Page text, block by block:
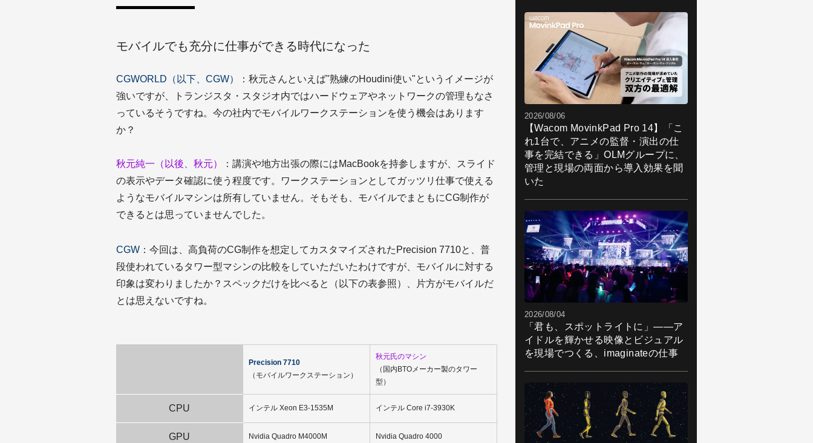
モバイルでも充分に仕事ができる時代になった
CGWORLD（以下、CGW）
：秋元さんといえば"熟練のHoudini使い"というイメージが
強いですが、トランジスタ・スタジオ内ではハードウェアやネットワークの管理もなさ
っているそうですね。今の社内でモバイルワークステーションを使う機会はあります
か？
秋元純一（以後、秋元）
：講演や地方出張の際にはMacBookを持参しますが、スライド
の表示やデータ確認に使う程度です。ワークステーションとしてガッツリ仕事で使える
ようなモバイルマシンは所有していません。そもそも、モバイルでまともにCG制作が
できるとは思っていませんでした。
CGW ：今回は、高負荷のCG制作を想定してカスタマイズされたPrecision 7710と、普
段使われているタワー型マシンの比較をしていただいたわけですが、モバイルに対する
印象は変わりましたか？スペックだけを比べると（以下の表参照）、片方がモバイルだ
とは思えないですね。
Precision 7710
（モバイルワークステーション）
秋元氏のマシン
（国内BTOメーカー製のタワー
型）
CPU インテル Xeon E3-1535M インテル Core i7-3930K
GPU Nvidia Quadro M4000M Nvidia Quadro 4000
株式会社トランジスタ・スタジオ／ディレ
クター
トランジスタ・スタジオは、TVCM、ゲー
ム、アニメ、ライブ映像など、多彩なジャ
ンルのCGを手がける1997年設立の老舗プ
ロダクションだ。
そんな同社の中核メンバーである秋元氏
は、日本でも指折りのHoudiniアーティスト
であり、手がけた作品は数々の賞を受けて
いる。加えて、幼い頃からコンピュータに
慣れ親しんでおり、ハードウェアに対する
造詣が深いという一面ももっている。その
ため、同社のハードウェアやネットワーク
の管理を一手に担当している。
Dell Mobile Precision 7710
OS:Windows 7 Professional 日本語 64ビッ
IPS (1920x1080) Wide View アンチグレア
LEDバックライト
CPU：インテル Xeon E3-1535M
GPU：Nvidia Quadro M4000M
メモリ：64GB
2026/08/06
【Wacom MovinkPad Pro 14】「こ
れ1台で、アニメの監督・演出の仕
事を完結できる」OLMグループに、
管理と現場の両面から導入効果を聞
いた
2026/08/04
「君も、スポットライトに」――ア
イドルを輝かせる映像とビジュアル
を現場でつくる、imaginateの仕事